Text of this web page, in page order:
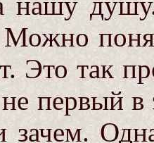
Это так
первый в
зачем.